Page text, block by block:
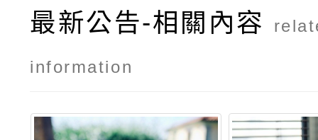
土語教學支
援人員甄選
簡章
最新公告-相關內容
information